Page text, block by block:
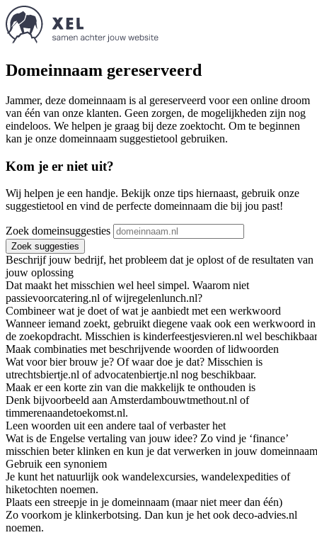
Domeinnaam gereserveerd
Jammer, deze domeinnaam is al gereserveerd voor een online droom
van één van onze klanten. Geen zorgen, de mogelijkheden zijn nog
eindeloos. We helpen je graag bij deze zoektocht. Om te beginnen
kan je onze domeinnaam suggestietool gebruiken.
Kom je er niet uit?
Wij helpen je een handje. Bekijk onze tips hiernaast, gebruik onze
suggestietool en vind de perfecte domeinnaam die bij jou past!
Zoek domeinsuggesties
Zoek suggesties
Beschrijf jouw bedrijf, het probleem dat je oplost of de resultaten van
jouw oplossing
Dat maakt het misschien wel heel simpel. Waarom niet
passievoorcatering.nl of wijregelenlunch.nl?
Combineer wat je doet of wat je aanbiedt met een werkwoord
Wanneer iemand zoekt, gebruikt diegene vaak ook een werkwoord in
de zoekopdracht. Misschien is kinderfeestjesvieren.nl wel
Maak combinaties met beschrijvende woorden of lidwoorden
Wat voor bier brouw je? Of waar doe je dat? Misschien is
utrechtsbiertje.nl of advocatenbiertje.nl nog beschikbaar.
Maak er een korte zin van die makkelijk te onthouden is
Denk bijvoorbeeld aan Amsterdambouwtmethout.nl of
timmerenaandetoekomst.nl.
Leen woorden uit een andere taal of verbaster het
Wat is de Engelse vertaling van jouw idee? Zo vind je ‘finance’
misschien beter klinken en kun je dat verwerken in jouw
Gebruik een synoniem
Je kunt het natuurlijk ook wandelexcursies, wandelexpedities of
hiketochten noemen.
Plaats een streepje in je domeinnaam (maar niet meer dan één)
Zo voorkom je klinkerbotsing. Dan kun je het ook deco-advies.nl
noemen.